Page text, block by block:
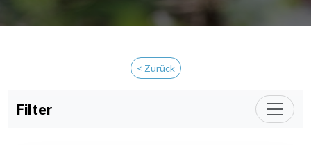
< Zurück
Filter